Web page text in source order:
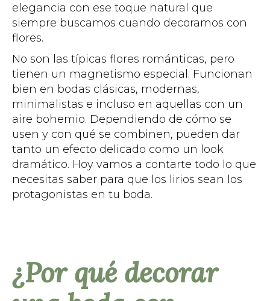
elegancia con ese toque natural que
siempre buscamos cuando decoramos con
flores.
No son las típicas flores románticas, pero
tienen un magnetismo especial. Funcionan
bien en bodas clásicas, modernas,
minimalistas e incluso en aquellas con un
aire bohemio. Dependiendo de cómo se
usen y con qué se combinen, pueden dar
tanto un efecto delicado como un look
dramático. Hoy vamos a contarte todo lo que
necesitas saber para que los lirios sean los
protagonistas en tu boda.
¿Por qué decorar